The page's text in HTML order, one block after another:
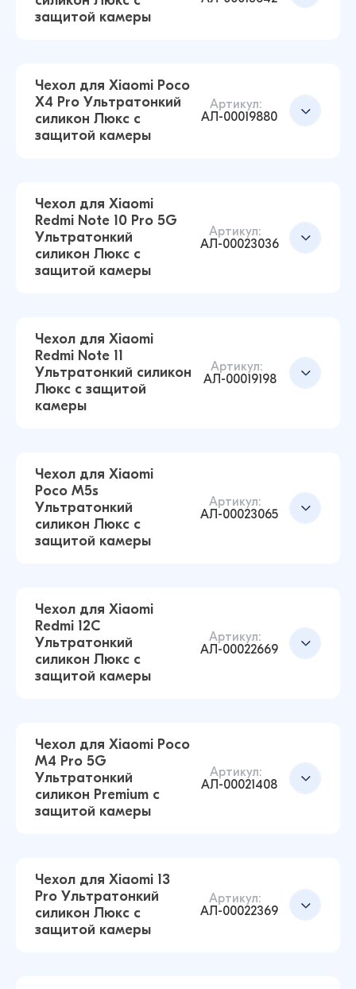
силикон Люкс с защитой камеры
(Прозрачный)
Добавить в корзину
Чехол для Xiaomi Redmi 10A Ультратонкий
силикон Люкс с защитой камеры
защитой камеры
Чехол для Xiaomi Mi 11 Ультратонкий силикон
Люкс с защитой камеры (Прозрачный)
Чехол для Xiaomi Poco
X4 Pro Ультратонкий
силикон Люкс с
защитой камеры
Артикул:
АЛ-00019880
Чехол для Xiaomi Poco X4 Pro Ультратонкий
силикон Люкс с защитой камеры
(Прозрачный)
Добавить в корзину
Чехол для Xiaomi
Redmi Note 10 Pro 5G
Ультратонкий
силикон Люкс с
защитой камеры
Артикул:
АЛ-00023036
Чехол для Xiaomi Redmi Note 10 Pro 5G
Ультратонкий силикон Люкс с защитой
камеры (Прозрачный)
Добавить в корзину
Чехол для Xiaomi
Redmi Note 11
Ультратонкий силикон
Люкс с защитой
камеры
Артикул:
АЛ-00019198
Чехол для Xiaomi Redmi Note 11 Ультратонкий
силикон Люкс с защитой камеры
(Прозрачный)
Добавить в корзину
Чехол для Xiaomi
Poco M5s
Ультратонкий
силикон Люкс с
защитой камеры
Артикул:
АЛ-00023065
Чехол для Xiaomi Poco M5s Ультратонкий
силикон Люкс с защитой камеры
(Прозрачный)
Добавить в корзину
Чехол для Xiaomi
Redmi 12C
Ультратонкий
силикон Люкс с
защитой камеры
Артикул:
АЛ-00022669
Чехол для Xiaomi Redmi 12C Ультратонкий
силикон Люкс с защитой камеры
(Прозрачный)
Чехол для Xiaomi Poco
M4 Pro 5G
Ультратонкий
силикон Premium с
защитой камеры
Артикул:
АЛ-00021408
Чехол для Xiaomi 13
Pro Ультратонкий
силикон Люкс с
защитой камеры
Артикул:
АЛ-00022369